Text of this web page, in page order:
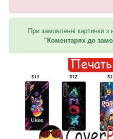
При замовленні картинки з
"Коментарях до